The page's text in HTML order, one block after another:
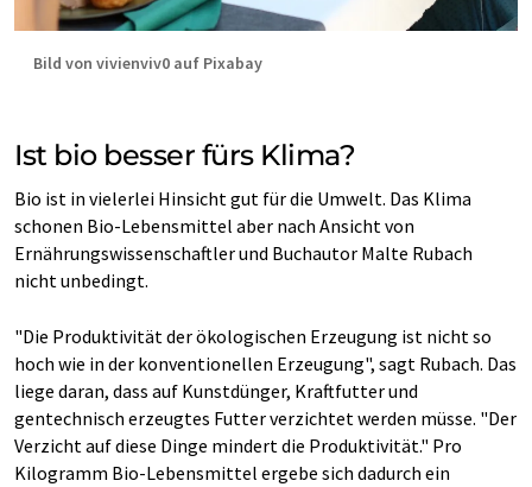
Bild von vivienviv0 auf Pixabay
Ist bio besser fürs Klima?
Bio ist in vielerlei Hinsicht gut für die Umwelt. Das Klima
schonen Bio-Lebensmittel aber nach Ansicht von
Ernährungswissenschaftler und Buchautor Malte Rubach
nicht unbedingt.
"Die Produktivität der ökologischen Erzeugung ist nicht so
hoch wie in der konventionellen Erzeugung", sagt Rubach. Das
liege daran, dass auf Kunstdünger, Kraftfutter und
gentechnisch erzeugtes Futter verzichtet werden müsse. "Der
Verzicht auf diese Dinge mindert die Produktivität." Pro
Kilogramm Bio-Lebensmittel ergebe sich dadurch ein